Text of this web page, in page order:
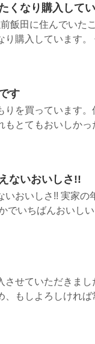
くなり購入して
飯田に住んでいた
り購入しています。
す
りを買っています
もとてもおいしかっ
ないおいしさ!!
おいしさ!! 実家の
でいちばんおいし
させていただきま
、もしよろしければ